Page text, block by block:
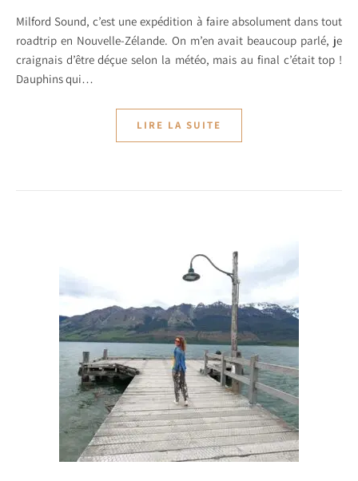
Milford Sound, c’est une expédition à faire absolument dans tout
roadtrip en Nouvelle-Zélande. On m’en avait beaucoup parlé, je
craignais d’être déçue selon la météo, mais au final c’était top !
Dauphins qui…
LIRE LA SUITE